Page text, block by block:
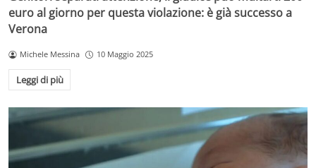
euro al giorno per questa violazione: è già successo a
Verona
Michele Messina 10 Maggio 2025
Leggi di più